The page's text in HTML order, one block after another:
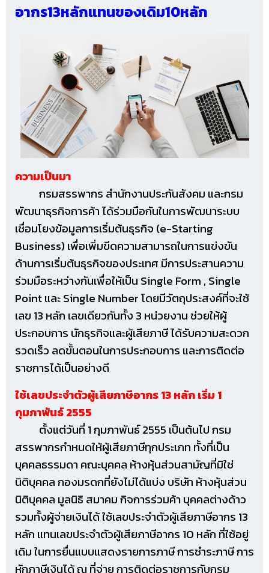
อากร13หลักแทนของเดิม10หลัก
ความเป็นมา
กรมสรรพากร สำนักงานประกันสังคม และกรม
พัฒนาธุรกิจการค้า ได้ร่วมมือกันในการพัฒนาระบบ
เชื่อมโยงข้อมูลการเริ่มต้นธุรกิจ (e-Starting
Business) เพื่อเพิ่มขีดความสามารถในการแข่งขัน
ด้านการเริ่มต้นธุรกิจของประเทศ มีการประสานความ
ร่วมมือระหว่างกันเพื่อให้เป็น Single Form , Single
Point และ Single Number โดยมีวัตถุประสงค์ที่จะใช้
เลข 13 หลัก เลขเดียวกันทั้ง 3 หน่วยงานช่วยให้ผู้
ประกอบการ นักธุรกิจและผู้เสียภาษี ได้รับความสะดวก
รวดเร็ว ลดขั้นตอนในการประกอบการ และการติดต่อ
ราชการได้เป็นอย่างดี
ใช้เลขประจำตัวผู้เสียภาษีอากร 13 หลัก เริ่ม 1
กุมภาพันธ์ 2555
ตั้งแต่วันที่ 1 กุมภาพันธ์ 2555 เป็นต้นไป กรม
สรรพากรกำหนดให้ผู้เสียภาษีทุกประเภท ทั้งที่เป็น
บุคคลธรรมดา คณะบุคคล ห้างหุ้นส่วนสามัญที่มิใช่
นิติบุคคล กองมรดกที่ยังไม่ได้แบ่ง บริษัท ห้างหุ้นส่วน
นิติบุคคล มูลนิธิ สมาคม กิจการร่วมค้า บุคคลต่างด้าว
รวมทั้งผู้จ่ายเงินได้ ใช้เลขประจำตัวผู้เสียภาษีอากร 13
หลัก แทนเลขประจำตัวผู้เสียภาษีอากร 10 หลัก ที่ใช้อยู่
เดิม ในการยื่นแบบแสดงรายการภาษี การชำระภาษี การ
หักภาษีเงินได้ ณ ที่จ่าย การติดต่อราชการกับกรม